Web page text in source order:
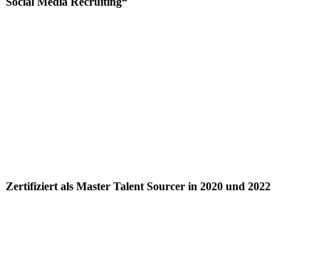
Zertifiziert als Master Talent Sourcer in 2020 und 2022